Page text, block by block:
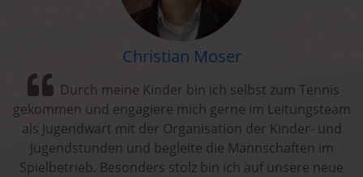
Christian Moser
Durch meine Kinder bin ich selbst zum Tennis
gekommen und engagiere mich gerne im Leitungsteam
als Jugendwart mit der Organisation der Kinder- und
Jugendstunden und begleite die Mannschaften im
Spielbetrieb. Besonders stolz bin ich auf unsere neue